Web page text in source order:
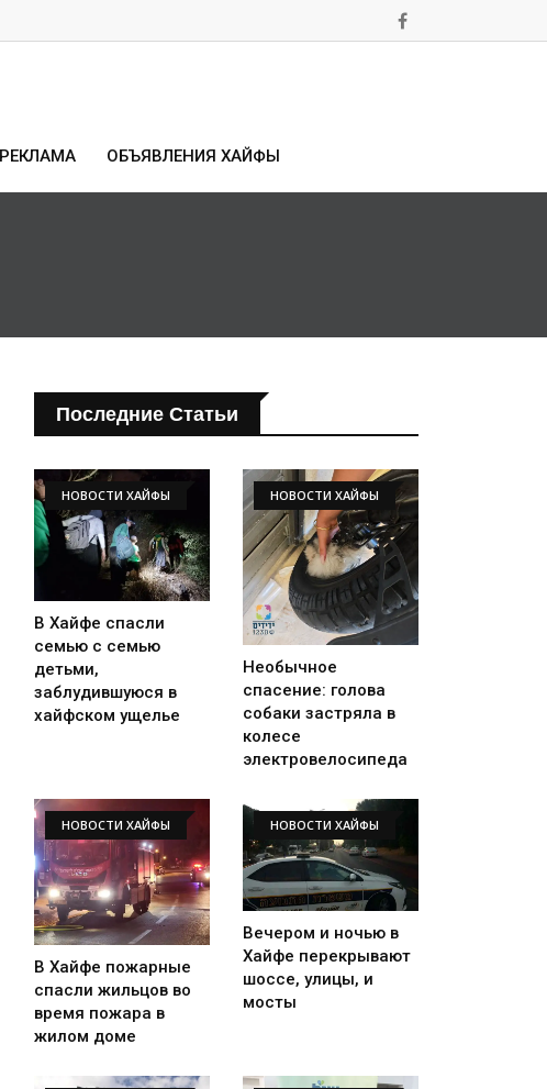
РЕКЛАМА ОБЪЯВЛЕНИЯ ХАЙФЫ
Последние Статьи
НОВОСТИ ХАЙФЫ
В Хайфе спасли
семью с семью
детьми,
заблудившуюся в
хайфском ущелье
НОВОСТИ ХАЙФЫ
Необычное
спасение: голова
собаки застряла в
колесе
электровелосипеда
НОВОСТИ ХАЙФЫ
В Хайфе пожарные
спасли жильцов во
время пожара в
жилом доме
НОВОСТИ ХАЙФЫ
Вечером и ночью в
Хайфе перекрывают
шоссе, улицы, и
мосты